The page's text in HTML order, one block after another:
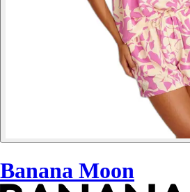
Banana Moon